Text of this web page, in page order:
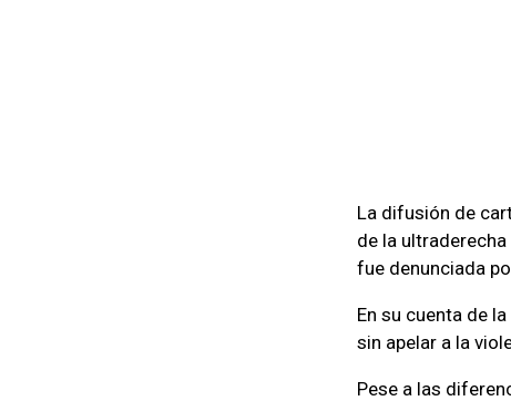
La difusión de
de la
fue denunciada
En su cuenta de
sin apelar a la
Pese a las